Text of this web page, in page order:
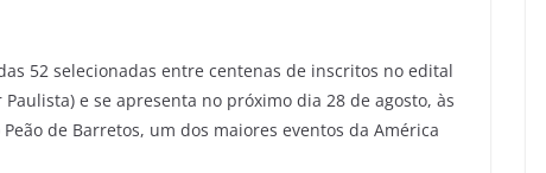
52 selecionadas entre centenas de inscritos no edital
e se apresenta no próximo dia 28 de agosto, às
de Barretos, um dos maiores eventos da América